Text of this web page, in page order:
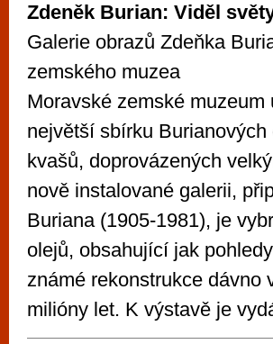
Zdeněk Burian: Viděl
Galerie obrazů Zdeňka
zemského muzea
Moravské zemské
největší sbírku
kvašů, doprovázených
nově instalované galerii,
Buriana (1905-1981), je
olejů, obsahující jak
známé rekonstrukce dávno
milióny let. K výstavě je